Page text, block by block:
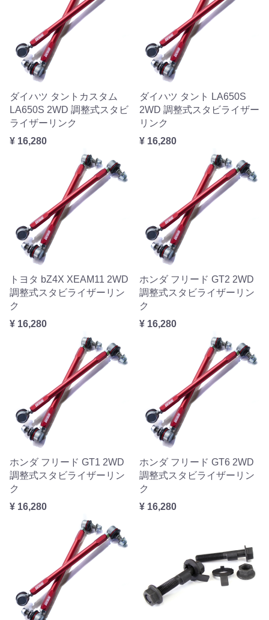
ダイハツ タントカスタム
LA650S 2WD 調整式スタビ
ライザーリンク
¥ 16,280
ダイハツ タント LA650S
2WD 調整式スタビライザー
リンク
¥ 16,280
トヨタ bZ4X XEAM11 2WD
調整式スタビライザーリン
ク
¥ 16,280
ホンダ フリード GT2 2WD
調整式スタビライザーリン
ク
¥ 16,280
ホンダ フリード GT1 2WD
調整式スタビライザーリン
ク
¥ 16,280
ホンダ フリード GT6 2WD
調整式スタビライザーリン
ク
¥ 16,280